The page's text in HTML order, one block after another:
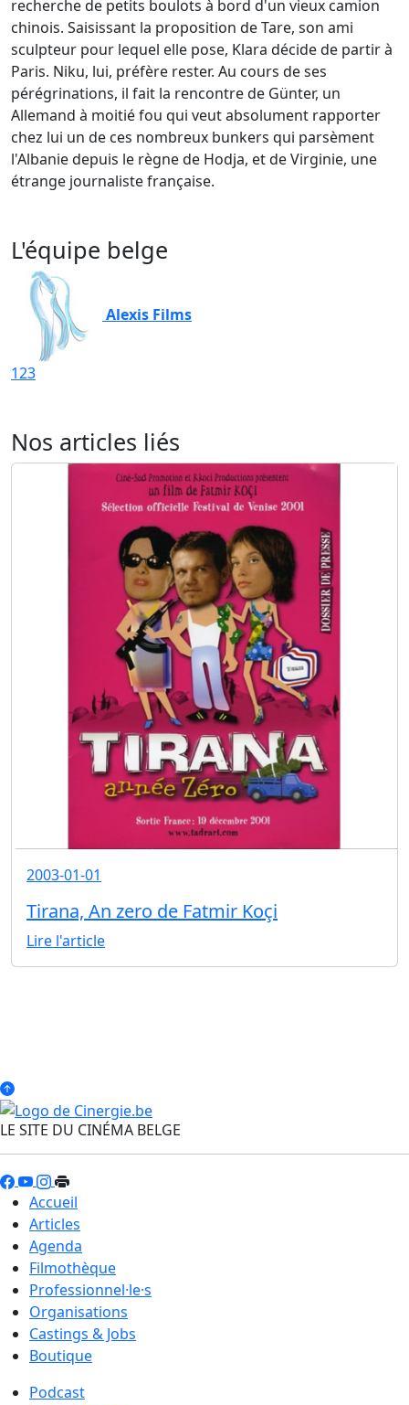
recherche de petits boulots à bord d'un vieux camion
chinois. Saisissant la proposition de Tare, son ami
sculpteur pour lequel elle pose, Klara décide de partir à
Paris. Niku, lui, préfère rester. Au cours de ses
pérégrinations, il fait la rencontre de Günter, un
Allemand à moitié fou qui veut absolument rapporter
chez lui un de ces nombreux bunkers qui parsèment
l'Albanie depuis le règne de Hodja, et de Virginie, une
étrange journaliste française.
L'équipe belge
Alexis Films
123
Nos articles liés
2003-01-01
Tirana, An zero de Fatmir Koçi
Lire l'article
LE SITE DU CINÉMA BELGE
Accueil
Articles
Agenda
Filmothèque
Professionnel·le·s
Organisations
Castings & Jobs
Boutique
Podcast